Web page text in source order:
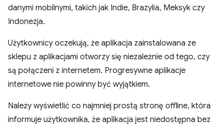
danymi mobilnymi, takich jak Indie, Brazylia, Meksyk czy
Indonezja.
Użytkownicy oczekują, że aplikacja zainstalowana ze
sklepu z aplikacjami otworzy się niezależnie od tego, czy
są połączeni z internetem. Progresywne aplikacje
internetowe nie powinny być wyjątkiem.
Należy wyświetlić co najmniej prostą stronę offline, która
informuje użytkownika, że aplikacja jest niedostępna bez